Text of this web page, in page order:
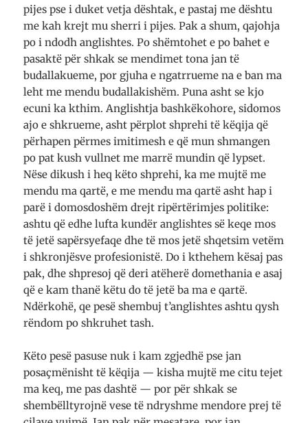
pijes pse i duket vetja dështak, e pastaj me dështu
me kah krejt mu sherri i pijes. Pak a shum, qajohja
po i ndodh anglishtes. Po shëmtohet e po bahet e
pasaktë për shkak se mendimet tona jan të
budallakueme, por gjuha e ngatrrueme na e ban ma
leht me mendu budallakishëm. Puna asht se kjo
ecuni ka kthim. Anglishtja bashkëkohore, sidomos
ajo e shkrueme, asht përplot shprehi të këqija që
përhapen përmes imitimesh e që mun shmangen
po pat kush vullnet me marrë mundin që lypset.
Nëse dikush i heq këto shprehi, ka me mujtë me
mendu ma qartë, e me mendu ma qartë asht hap i
parë i domosdoshëm drejt ripërtërimjes politike:
ashtu që edhe lufta kundër anglishtes së keqe mos
të jetë sapërsyefaqe dhe të mos jetë shqetsim vetëm
i shkronjësve profesionistë. Do i kthehem kësaj pas
pak, dhe shpresoj që deri atëherë domethania e asaj
që e kam thanë këtu do të jetë ba ma e qartë.
Ndërkohë, qe pesë shembuj t’anglishtes ashtu qysh
rëndom po shkruhet tash.
Këto pesë pasuse nuk i kam zgjedhë pse jan
posaçmënisht të këqija — kisha mujtë me citu tejet
ma keq, me pas dashtë — por për shkak se
shembëlltyrojnë vese të ndryshme mendore prej të